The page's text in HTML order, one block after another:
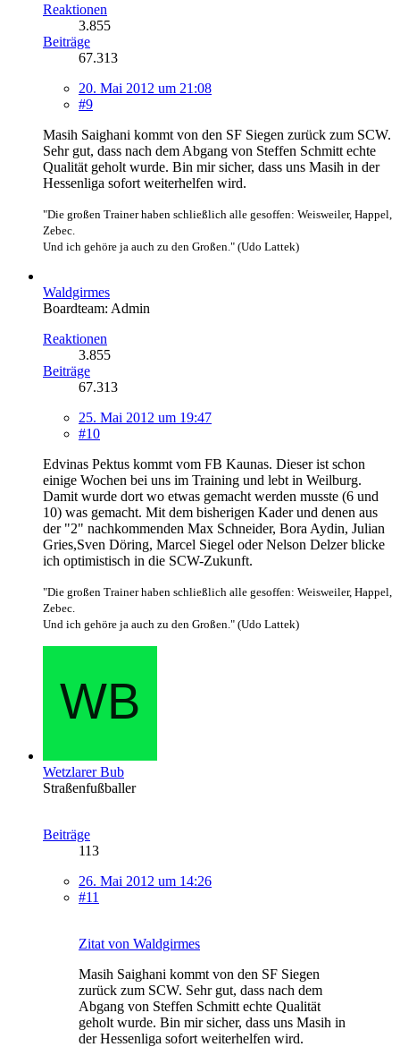
Reaktionen
3.855
Beiträge
67.313
20. Mai 2012 um 21:08
#9
Masih Saighani kommt von den SF Siegen zurück zum SCW.
Sehr gut, dass nach dem Abgang von Steffen Schmitt echte
Qualität geholt wurde. Bin mir sicher, dass uns Masih in der
Hessenliga sofort weiterhelfen wird.
"Die großen Trainer haben schließlich alle gesoffen: Weisweiler, Happel,
Zebec.
Und ich gehöre ja auch zu den Großen." (Udo Lattek)
Waldgirmes
Boardteam: Admin
Reaktionen
3.855
Beiträge
67.313
25. Mai 2012 um 19:47
#10
Edvinas Pektus kommt vom FB Kaunas. Dieser ist schon
einige Wochen bei uns im Training und lebt in Weilburg.
Damit wurde dort wo etwas gemacht werden musste (6 und
10) was gemacht. Mit dem bisherigen Kader und denen aus
der "2" nachkommenden Max Schneider, Bora Aydin, Julian
Gries,Sven Döring, Marcel Siegel oder Nelson Delzer blicke
ich optimistisch in die SCW-Zukunft.
"Die großen Trainer haben schließlich alle gesoffen: Weisweiler, Happel,
Zebec.
Und ich gehöre ja auch zu den Großen." (Udo Lattek)
Wetzlarer Bub
Straßenfußballer
Beiträge
113
26. Mai 2012 um 14:26
#11
Zitat von Waldgirmes
Masih Saighani kommt von den SF Siegen
zurück zum SCW. Sehr gut, dass nach dem
Abgang von Steffen Schmitt echte Qualität
geholt wurde. Bin mir sicher, dass uns Masih in
der Hessenliga sofort weiterhelfen wird.